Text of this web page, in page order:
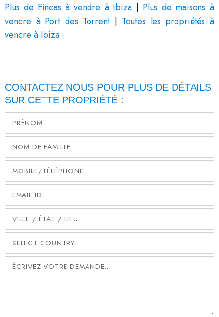
Plus de Fincas à vendre à Ibiza | Plus de maisons à
vendre à Port des Torrent | Toutes les propriétés à
vendre à Ibiza
CONTACTEZ NOUS POUR PLUS DE DÉTAILS
SUR CETTE PROPRIÉTÉ :